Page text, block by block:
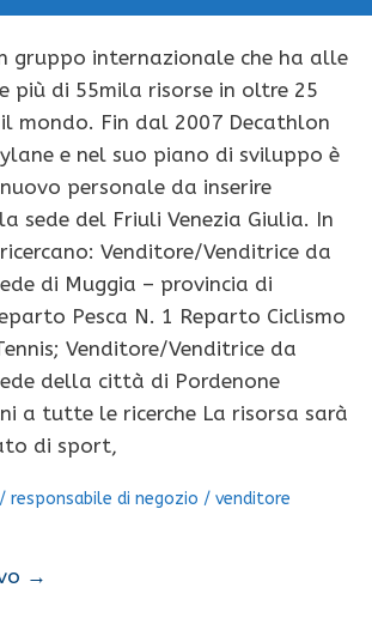
gruppo internazionale che ha alle
più di 55mila risorse in oltre 25
mondo. Fin dal 2007 Decathlon
e nel suo piano di sviluppo è
personale da inserire
sede del Friuli Venezia Giulia. In
Venditore/Venditrice da
di Muggia – provincia di
Pesca N. 1 Reparto Ciclismo
Venditore/Venditrice da
della città di Pordenone
a tutte le ricerche La risorsa sarà
di sport,
/ responsabile di negozio / venditore
→